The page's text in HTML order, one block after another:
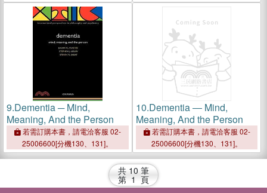
9.Dementia ─ Mind,
Meaning, And the Person
若需訂購本書，請電洽客服 02-
25006600[分機130、131]。
10.Dementia ― Mind,
Meaning, And the Person
若需訂購本書，請電洽客服 02-
25006600[分機130、131]。
共 10 筆
第 1 頁